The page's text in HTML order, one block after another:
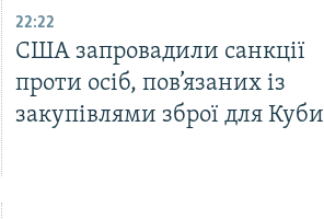
22:22
США запровадили санкції
проти осіб, пов’язаних із
закупівлями зброї для Куби